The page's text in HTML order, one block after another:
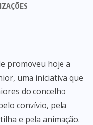
promoveu hoje a
uma iniciativa que
do concelho
convívio, pela
e pela animação.